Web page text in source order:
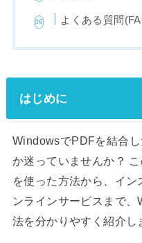
よくある質問
はじめに
WindowsでPDFを結合
か迷っていませんか？
を使った方法から、イ
ンラインサービスまで
法を分かりやすく紹介し